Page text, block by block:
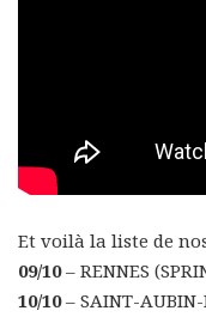
Et voilà la liste de
09/10– RENNES
10/10– SAINT-AUBIN-